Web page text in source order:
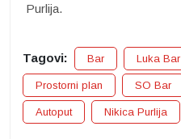
Purlija.
Tagovi: Bar Luka Bar
Prostorni plan SO Bar
Autoput Nikica Purlija